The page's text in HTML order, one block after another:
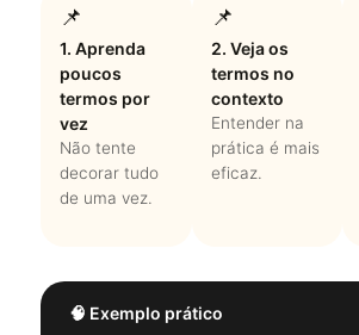
📌
1. Aprenda
poucos
termos por
vez
Não tente
decorar tudo
de uma vez.
📌
2. Veja os
termos no
contexto
Entender na
prática é mais
eficaz.
🧠 Exemplo prático